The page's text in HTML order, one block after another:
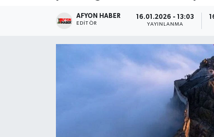
AFYON HABER
EDITÖR
16.01.2026 - 13:03
YAYINLANMA
Magazin